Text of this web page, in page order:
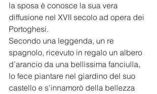
la sposa è conosce la sua vera
diffusione nel XVII secolo ad opera dei
Portoghesi.
Secondo una leggenda, un re
spagnolo, ricevuto in regalo un albero
d’arancio da una bellissima fanciulla,
lo fece piantare nel giardino del suo
castello e s'innamorò della bellezza